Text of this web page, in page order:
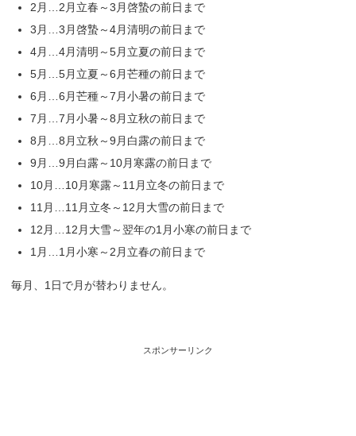
2月…2月立春～3月啓蟄の前日まで
3月…3月啓蟄～4月清明の前日まで
4月…4月清明～5月立夏の前日まで
5月…5月立夏～6月芒種の前日まで
6月…6月芒種～7月小暑の前日まで
7月…7月小暑～8月立秋の前日まで
8月…8月立秋～9月白露の前日まで
9月…9月白露～10月寒露の前日まで
10月…10月寒露～11月立冬の前日まで
11月…11月立冬～12月大雪の前日まで
12月…12月大雪～翌年の1月小寒の前日まで
1月…1月小寒～2月立春の前日まで
毎月、1日で月が替わりません。
スポンサーリンク